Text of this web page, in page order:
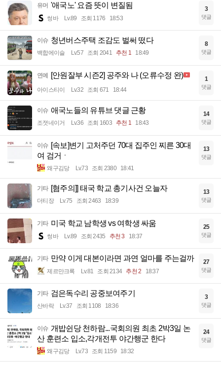
유머 '애국노' 요즘 뜻이 변질됨
썽바 Lv.89 조회 1176 18:53
3
댓글
이슈 청년버스주택 조감도 벌써 떴다
백합에이슬 Lv.57 조회 2041 추천 1 18:49
8
댓글
연예 [안원잘부 시즌2] 공주와 나 (오류수정 완)
아이스티이 Lv.32 조회 671 18:44
1
댓글
이슈 애국노들의 유튜브 댓글 근황
조졋네이거 Lv.36 조회 1603 추천 1 18:43
14
댓글
이슈 [속보]변기 고처주던 70대 집주인 찌른 30대
여 검거ㆍ
왜구김당 Lv.73 조회 2380 18:41
13
댓글
기타 [혐주의]] 태국 학교 총기사건 오늘자
더티장 Lv.75 조회 2463 18:39
13
댓글
기타 미국 학교 남학생 vs 여학생 싸움
썽바 Lv.89 조회 2435 추천 3 18:37
25
댓글
기타 만약 이게 대본이라면 과연 얼마를 주는걸까
제르만크록 Lv.81 조회 2134 추천 2 18:37
27
댓글
기타 검은독수리 공중보여주기
산바락 Lv.37 조회 1108 18:36
3
댓글
이슈 개밥쉰당 천하람...국회의원 최초 2박3일 논
산 훈련소 입소,각개전투 야간행군 한다
왜구김당 Lv.73 조회 1159 18:32
24
댓글